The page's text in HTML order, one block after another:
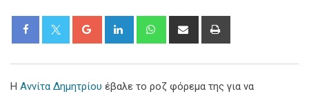
Google+ LinkedIn WhatsappShare
Η Αννίτα Δημητρίου έβαλε το ροζ φόρεμα της για να